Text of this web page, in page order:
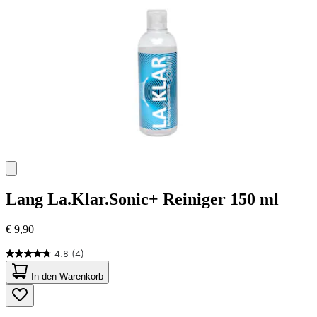
Lang La.Klar.Sonic+ Reiniger 150 ml
€ 9,90
4.8 (4)
4.8
von
5
Sternen.
4
In den Warenkorb